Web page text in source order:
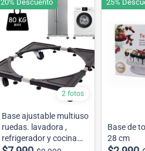
2 fotos
Base ajustable multiuso
ruedas. lavadora ,
refrigerador y cocina
20% Descuento
Base de
28 cm
25%